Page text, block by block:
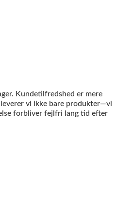
Kundetilfredshed er mere
vi ikke bare produkter—vi
forbliver fejlfri lang tid efter